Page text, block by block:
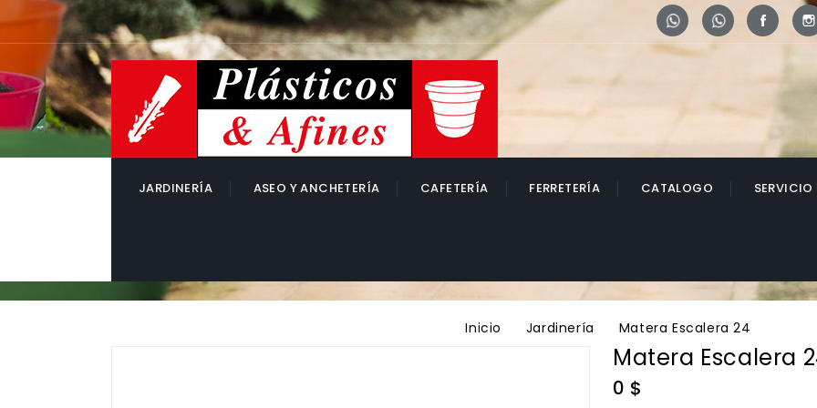
WhatsappWhatsapp
JARDINERÍA ASEO Y ANCHETERÍA CAFETERÍA FERRETERÍA CATALOGO
Inicio Jardinería Matera Escalera 24
Matera Escalera
0 $